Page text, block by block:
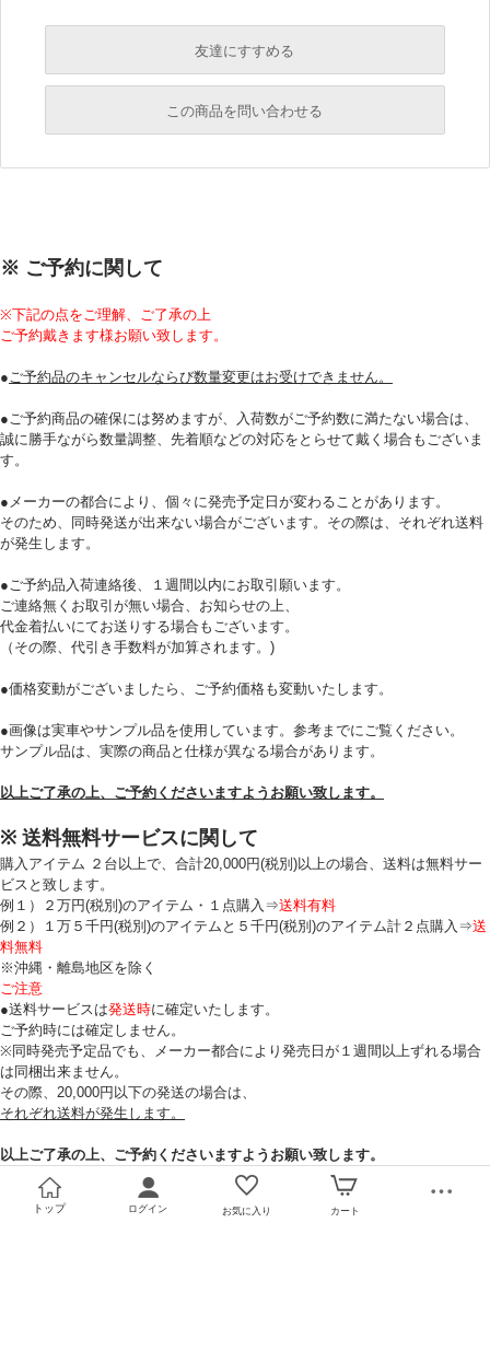
友達にすすめる
必須
この商品を問い合わせる
プライバシーポリシーを確認しました。
※ ご予約に関して
※下記の点をご理解、ご了承の上
ご予約戴きます様お願い致します。
●ご予約品のキャンセルならび数量変更はお受けできません。
●ご予約商品の確保には努めますが、入荷数がご予約数に満たない場合は、
誠に勝手ながら数量調整、先着順などの対応をとらせて戴く場合もございま
す。
●メーカーの都合により、個々に発売予定日が変わることがあります。
そのため、同時発送が出来ない場合がございます。その際は、それぞれ送料
が発生します。
●ご予約品入荷連絡後、１週間以内にお取引願います。
ご連絡無くお取引が無い場合、お知らせの上、
代金着払いにてお送りする場合もございます。
（その際、代引き手数料が加算されます。)
●価格変動がございましたら、ご予約価格も変動いたします。
●画像は実車やサンプル品を使用しています。参考までにご覧ください。
サンプル品は、実際の商品と仕様が異なる場合があります。
以上ご了承の上、ご予約くださいますようお願い致します。
※ 送料無料サービスに関して
購入アイテム ２台以上で、合計20,000円(税別)以上の場合、送料は無料サー
ビスと致します。
例１）２万円(税別)のアイテム・１点購入⇒送料有料
例２）１万５千円(税別)のアイテムと５千円(税別)のアイテム計２点購入⇒送
料無料
※沖縄・離島地区を除く
ご注意
●送料サービスは発送時に確定いたします。
ご予約時には確定しません。
※同時発売予定品でも、メーカー都合により発売日が１週間以上ずれる場合
は同梱出来ません。
その際、20,000円以下の発送の場合は、
それぞれ送料が発生します。
以上ご了承の上、ご予約くださいますようお願い致します。
トップ ログイン お気に入り カート